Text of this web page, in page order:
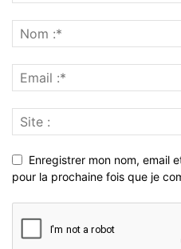
Enregistrer mon nom, email
pour la prochaine fois que je